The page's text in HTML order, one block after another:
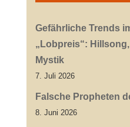
Gefährliche Trends
„Lobpreis“:
Mystik
7. Juli 2026
Falsche Propheten
8. Juni 2026